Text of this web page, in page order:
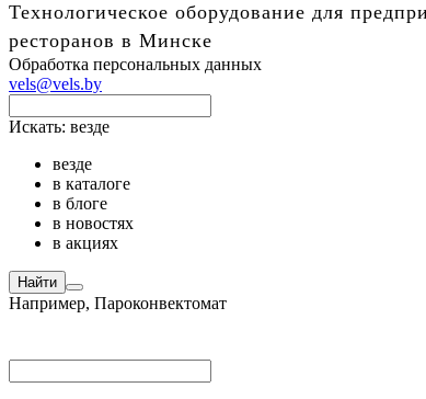
Технологическое оборудование для
ресторанов в Минске
Обработка персональных данных
vels@vels.by
Искать: везде
везде
в каталоге
в блоге
в новостях
в акциях
Найти
Например, Пароконвектомат